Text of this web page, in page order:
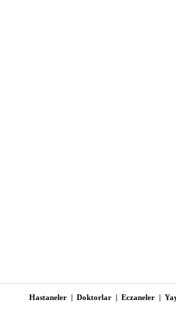
Hastaneler | Doktorlar | Eczaneler |